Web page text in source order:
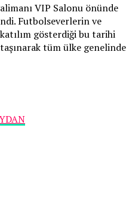
VIP Salonu önünde
Futbolseverlerin ve
gösterdiği bu tarihi
tüm ülke genelinde